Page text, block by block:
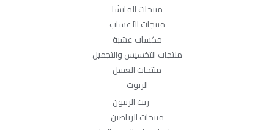
منتجات الماتشا
منتجات الأعشاب
مكسات عشبة
منتجات التخسيس والتجميل
منتجات العسل
الزيوت
زيت الزيتون
منتجات الرياضين